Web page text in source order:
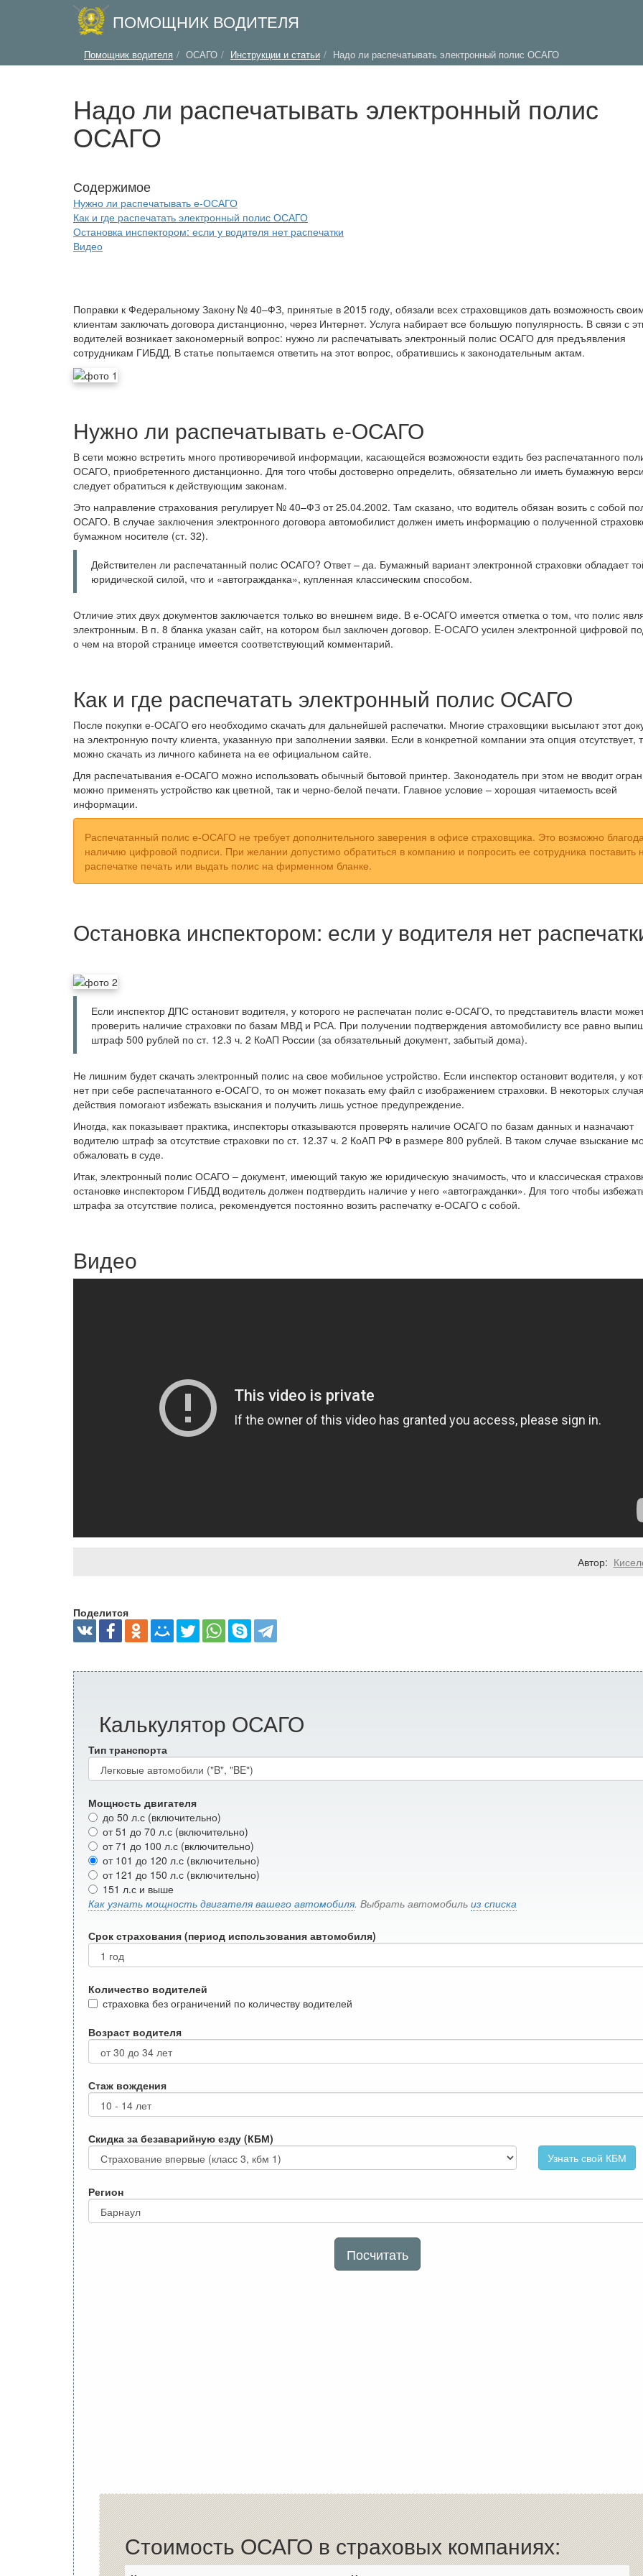
ПОМОЩНИК ВОДИТЕЛЯ
Помощник водителя ОСАГО Инструкции и статьи Надо ли распечатывать электронный полис ОСАГО
Надо ли распечатывать электронный полис
ОСАГО
Нужно ли распечатывать е-ОСАГО
Как и где распечатать электронный полис ОСАГО
Остановка инспектором: если у водителя нет распечатки
Видео
Поправки к Федеральному Закону № 40–ФЗ, принятые в 2015 году, обязали всех страховщиков дать возможность
клиентам заключать договора дистанционно, через Интернет. Услуга набирает все большую популярность. В связи с
водителей возникает закономерный вопрос: нужно ли распечатывать электронный полис ОСАГО для предъявления
сотрудникам ГИБДД. В статье попытаемся ответить на этот вопрос, обратившись к законодательным актам.
Нужно ли распечатывать е-ОСАГО
В сети можно встретить много противоречивой информации, касающейся возможности ездить без распечатанного
ОСАГО, приобретенного дистанционно. Для того чтобы достоверно определить, обязательно ли иметь бумажную
следует обратиться к действующим законам.
Это направление страхования регулирует № 40–ФЗ от 25.04.2002. Там сказано, что водитель обязан возить с собой
ОСАГО. В случае заключения электронного договора автомобилист должен иметь информацию о полученной
бумажном носителе (ст. 32).
Действителен ли распечатанный полис ОСАГО? Ответ – да. Бумажный вариант электронной страховки обладает
юридической силой, что и «автогражданка», купленная классическим способом.
Отличие этих двух документов заключается только во внешнем виде. В е-ОСАГО имеется отметка о том, что полис
электронным. В п. 8 бланка указан сайт, на котором был заключен договор. E-ОСАГО усилен электронной цифровой
о чем на второй странице имеется соответствующий комментарий.
Как и где распечатать электронный полис ОСАГО
После покупки е-ОСАГО его необходимо скачать для дальнейшей распечатки. Многие страховщики высылают этот
на электронную почту клиента, указанную при заполнении заявки. Если в конкретной компании эта опция отсутствует,
можно скачать из личного кабинета на ее официальном сайте.
Для распечатывания е-ОСАГО можно использовать обычный бытовой принтер. Законодатель при этом не вводит
можно применять устройство как цветной, так и черно-белой печати. Главное условие – хорошая читаемость всей
информации.
Распечатанный полис е-ОСАГО не требует дополнительного заверения в офисе страховщика. Это возможно
наличию цифровой подписи. При желании допустимо обратиться в компанию и попросить ее сотрудника поставить
распечатке печать или выдать полис на фирменном бланке.
Остановка инспектором: если у водителя нет
Если инспектор ДПС остановит водителя, у которого не распечатан полис е-ОСАГО, то представитель власти
проверить наличие страховки по базам МВД и РСА. При получении подтверждения автомобилисту все равно
штраф 500 рублей по ст. 12.3 ч. 2 КоАП России (за обязательный документ, забытый дома).
Не лишним будет скачать электронный полис на свое мобильное устройство. Если инспектор остановит водителя, у
нет при себе распечатанного е-ОСАГО, то он может показать ему файл с изображением страховки. В некоторых
действия помогают избежать взыскания и получить лишь устное предупреждение.
Иногда, как показывает практика, инспекторы отказываются проверять наличие ОСАГО по базам данных и назначают
водителю штраф за отсутствие страховки по ст. 12.37 ч. 2 КоАП РФ в размере 800 рублей. В таком случае взыскание
обжаловать в суде.
Итак, электронный полис ОСАГО – документ, имеющий такую же юридическую значимость, что и классическая
остановке инспектором ГИБДД водитель должен подтвердить наличие у него «автогражданки». Для того чтобы
штрафа за отсутствие полиса, рекомендуется постоянно возить распечатку е-ОСАГО с собой.
Видео
Автор:
Поделится
Калькулятор ОСАГО
Тип транспорта
Мощность двигателя
до 50 л.с (включительно)
от 51 до 70 л.с (включительно)
от 71 до 100 л.с (включительно)
от 101 до 120 л.с (включительно)
от 121 до 150 л.с (включительно)
151 л.с и выше
Как узнать мощность двигателя вашего автомобиля. Выбрать автомобиль из списка
Срок страхования (период использования автомобиля)
Количество водителей
страховка без ограничений по количеству водителей
Возраст водителя
Стаж вождения
Скидка за безаварийную езду (КБМ)
Узнать свой КБМ
Регион
Посчитать
Стоимость ОСАГО в страховых компаниях: